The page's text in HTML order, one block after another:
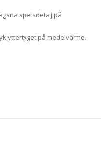
spetsdetalj på
yttertyget på medelvärme.